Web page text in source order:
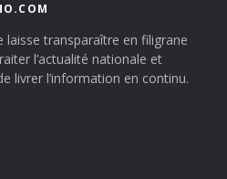
transparaître en filigrane
l’actualité nationale et
livrer l’information en continu.